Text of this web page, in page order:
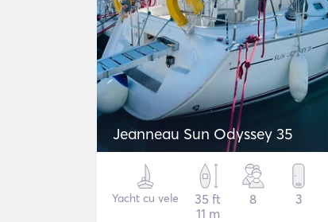
Jeanneau Sun Odyssey 35
Yacht cu vele
35 ft
11 m
8 3